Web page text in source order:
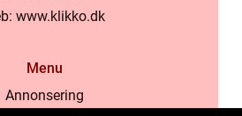
www.klikko.dk
Menu
Annonsering